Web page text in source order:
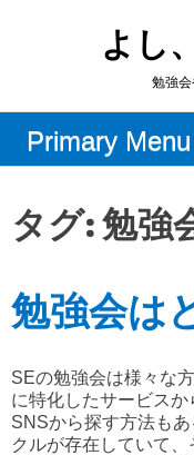
よし
勉強
Primary Menu
タグ:勉強
勉強会は
SEの勉強会は様々な
に特化したサービスか
SNSから探す方法も
クルが存在していて